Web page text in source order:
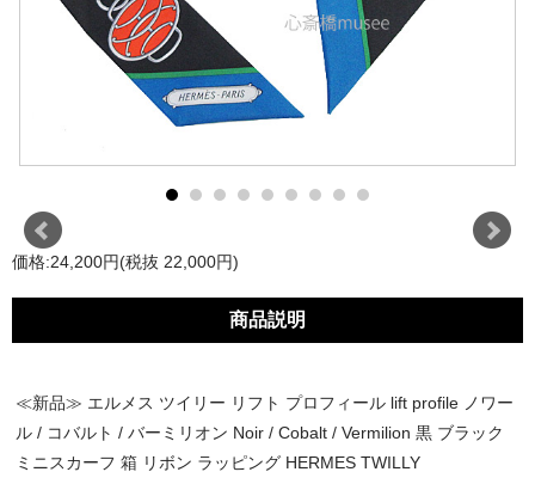
価格:24,200円(税抜 22,000円)
商品説明
≪新品≫ エルメス ツイリー リフト プロフィール lift profile ノワー
ル / コバルト / バーミリオン Noir / Cobalt / Vermilion 黒 ブラック
ミニスカーフ 箱 リボン ラッピング HERMES TWILLY